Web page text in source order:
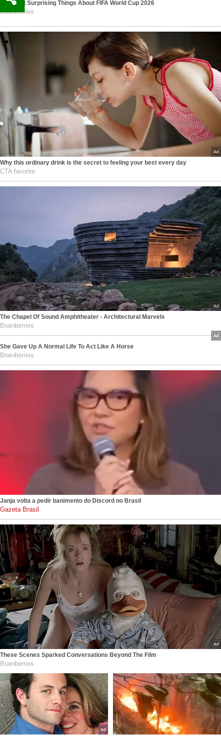
The Most Surprising Things About FIFA World Cup 2026
Brainberries
Why this ordinary drink is the secret to feeling your best every day
CTA favorite
The Chapel Of Sound Amphitheater - Architectural Marvels
Brainberries
She Gave Up A Normal Life To Act Like A Horse
Brainberries
Janja volta a pedir banimento do Discord no Brasil
gazetabrasil.com.br
These Scenes Sparked Conversations Beyond The Film
Brainberries